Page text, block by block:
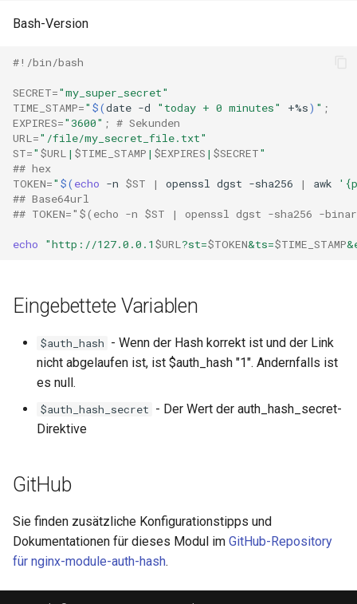
redis-connector
redis-ratelimit
redis-util
redis
repl
riak
router
scrypt
signal
Bash-Version
#!/bin/bash
SECRET="my_super_secret"
TIME_STAMP=" $(date -d "today + 0 minutes" +%s) " ;
EXPIRES="3600" ; # Sekunden
URL ="/file/my_secret_file.txt"
ST=" $URL | $TIME_STAMP | $EXPIRES | $SECRET"
## hex
TOKEN=" $( echo -n $ST | openssl dgst -sha256 | awk
## Base64url
## TOKEN="$(echo -n $ST | openssl dgst -sha256
echo "http://127.0.0.1 $URL ?st=$TOKEN&ts=$TIME_STAMP
Eingebettete Variablen
$auth_hash - Wenn der Hash korrekt ist und der Link
nicht abgelaufen ist, ist $auth_hash "1". Andernfalls ist
es null.
$auth_hash_secret - Der Wert der auth_hash_secret-
Direktive
GitHub
Sie finden zusätzliche Konfigurationstipps und
Dokumentationen für dieses Modul im GitHub-Repository
für nginx-module-auth-hash.